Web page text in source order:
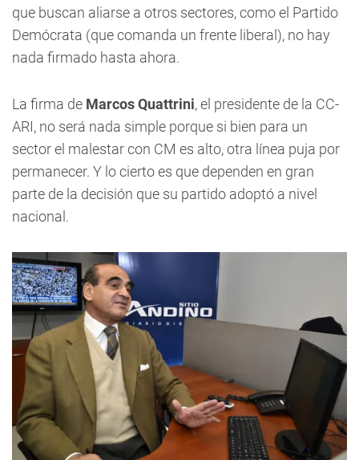
que buscan aliarse a otros sectores, como el Partido
Demócrata (que comanda un frente liberal), no hay
nada firmado hasta ahora.
La firma de Marcos Quattrini, el presidente de la CC-
ARI, no será nada simple porque si bien para un
sector el malestar con CM es alto, otra línea puja por
permanecer. Y lo cierto es que dependen en gran
parte de la decisión que su partido adoptó a nivel
nacional.